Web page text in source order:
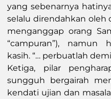
yang sebenarnya
selalu direndahkan oleh
menganggap orang
“campuran”), namun
kasih. “… perbuatlah
Ketiga, pilar
sungguh bergairah
kendati ujian dan